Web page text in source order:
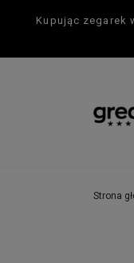
Kupując zegarek
Strona